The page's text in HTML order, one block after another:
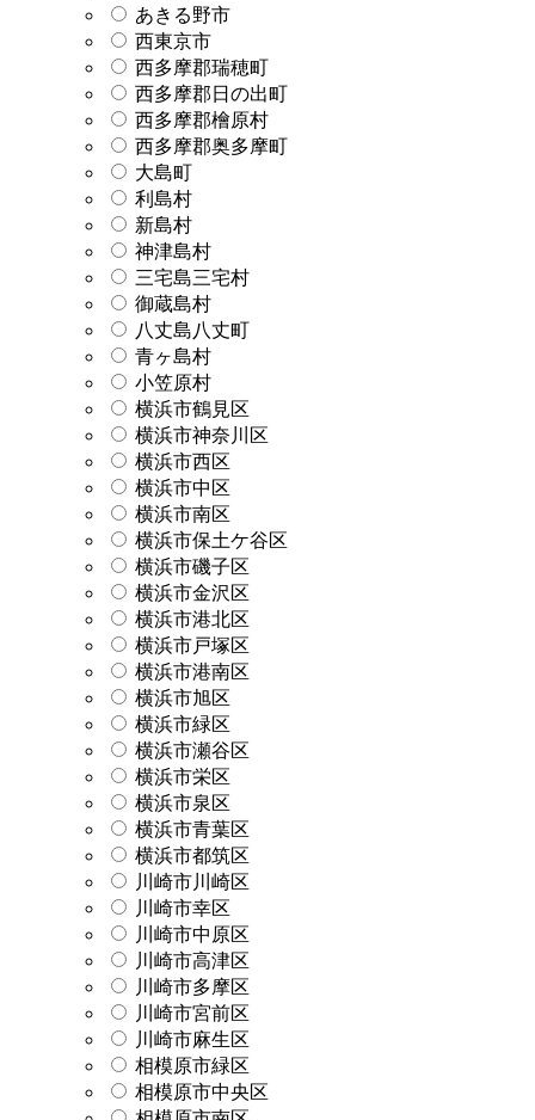
あきる野市
西東京市
西多摩郡瑞穂町
西多摩郡日の出町
西多摩郡檜原村
西多摩郡奥多摩町
大島町
利島村
新島村
神津島村
三宅島三宅村
御蔵島村
八丈島八丈町
青ヶ島村
小笠原村
横浜市鶴見区
横浜市神奈川区
横浜市西区
横浜市中区
横浜市南区
横浜市保土ケ谷区
横浜市磯子区
横浜市金沢区
横浜市港北区
横浜市戸塚区
横浜市港南区
横浜市旭区
横浜市緑区
横浜市瀬谷区
横浜市栄区
横浜市泉区
横浜市青葉区
横浜市都筑区
川崎市川崎区
川崎市幸区
川崎市中原区
川崎市高津区
川崎市多摩区
川崎市宮前区
川崎市麻生区
相模原市緑区
相模原市中央区